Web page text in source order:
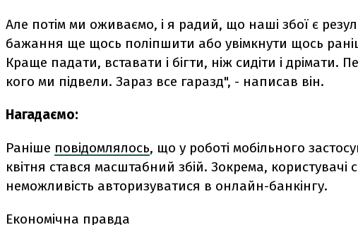
Але потім ми оживаємо, і я радий, що наші збої є
бажання ще щось поліпшити або увімкнути щось
Краще падати, вставати і бігти, ніж сидіти і дрімати.
кого ми підвели. Зараз все гаразд", - написав він.
Нагадаємо:
Раніше повідомлялось, що у роботі мобільного
квітня стався масштабний збій. Зокрема, користувачі
неможливість авторизуватися в онлайн-банкінгу.
Економічна правда